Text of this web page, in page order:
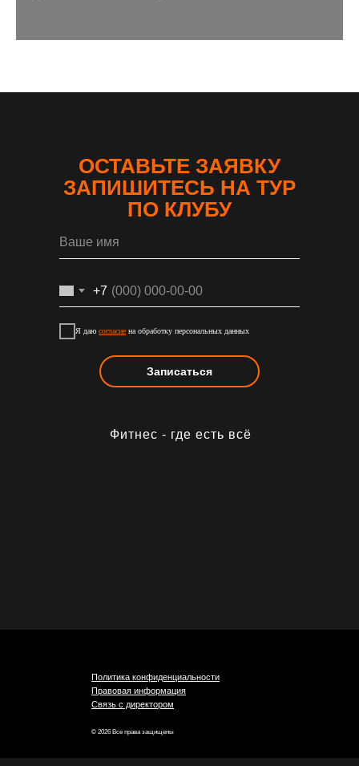
ОСТАВЬТЕ ЗАЯВКУ
ЗАПИШИТЕСЬ НА ТУР
ПО КЛУБУ
+7
Я даю согласие на обработку персональных данных
Записаться
Фитнес - где есть всё
© 2026 Все права защищены
Политика конфиденциальности
Правовая информация
Связь с директором